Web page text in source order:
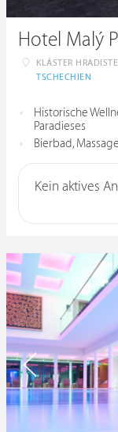
Hotel Malý
KLÁSTER
TSCHECHIEN
Historische
Paradieses
Bierbad,
Kein aktives